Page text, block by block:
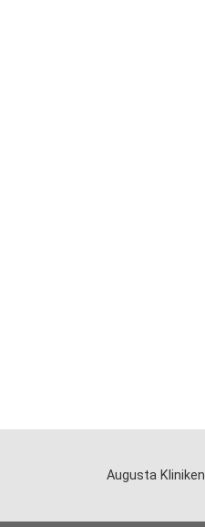
Augusta Kliniken